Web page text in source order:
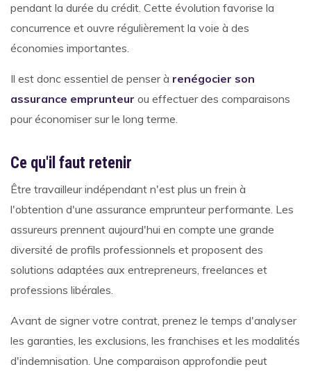
pendant la durée du crédit. Cette évolution favorise la
concurrence et ouvre régulièrement la voie à des
économies importantes.
Il est donc essentiel de penser à renégocier son
assurance emprunteur ou effectuer des comparaisons
pour économiser sur le long terme.
Ce qu'il faut retenir
Être travailleur indépendant n'est plus un frein à
l'obtention d'une assurance emprunteur performante. Les
assureurs prennent aujourd'hui en compte une grande
diversité de profils professionnels et proposent des
solutions adaptées aux entrepreneurs, freelances et
professions libérales.
Avant de signer votre contrat, prenez le temps d'analyser
les garanties, les exclusions, les franchises et les modalités
d'indemnisation. Une comparaison approfondie peut